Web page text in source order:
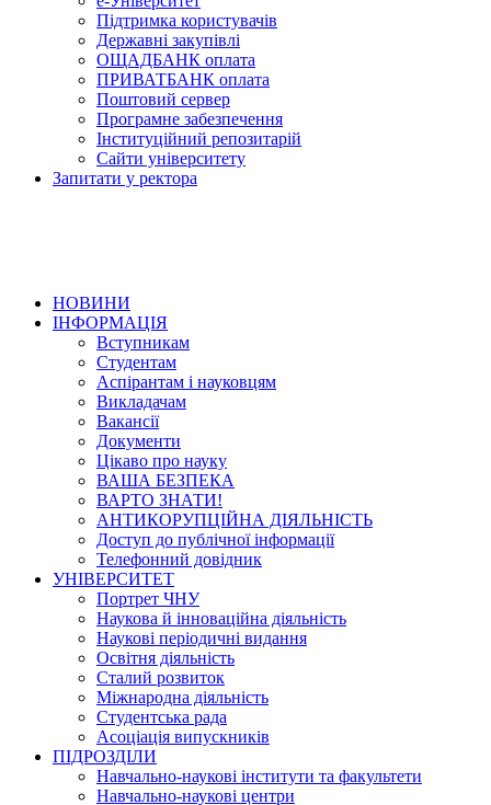
Підтримка користувачів
Державні закупівлі
ОЩАДБАНК оплата
ПРИВАТБАНК оплата
Поштовий сервер
Програмне забезпечення
Інституційний репозитарій
Сайти університету
Запитати у ректора
НОВИНИ
ІНФОРМАЦІЯ
Вступникам
Студентам
Аспірантам і науковцям
Викладачам
Вакансії
Документи
Цікаво про науку
ВАША БЕЗПЕКА
ВАРТО ЗНАТИ!
АНТИКОРУПЦІЙНА ДІЯЛЬНІСТЬ
Доступ до публічної інформації
Телефонний довідник
УНІВЕРСИТЕТ
Портрет ЧНУ
Наукова й інноваційна діяльність
Наукові періодичні видання
Освітня діяльність
Сталий розвиток
Міжнародна діяльність
Студентська рада
Асоціація випускників
ПІДРОЗДІЛИ
Навчально-наукові інститути та факультети
Навчально-наукові центри